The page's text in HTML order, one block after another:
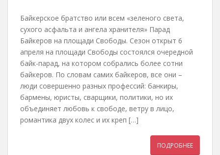
Байкерское братство или всем «зеленого света,
сухого асфальта и ангела хранителя» Парад
Байкеров на площади Свободы. Сезон открыт 6
апреля на площади Свободы состоялся очередной
байк-парад, на котором собрались более сотни
байкеров. По словам самих байкеров, все они –
люди совершенно разных профессий: банкиры,
бармены, юристы, сварщики, политики, но их
объединяет любовь к свободе, ветру в лицо,
романтика двух колес и их креп […]
ПОДРОБНЕЕ